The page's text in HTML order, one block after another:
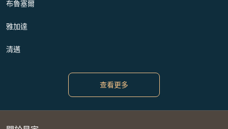
布魯塞爾
雅加達
清邁
查看更多